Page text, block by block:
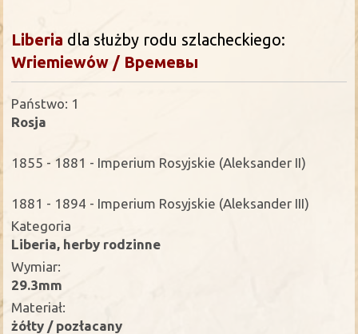
Liberia dla służby rodu szlacheckiego:
Wriemiewów / Времевы
Państwo: 1
Rosja
1855 - 1881 - Imperium Rosyjskie (Aleksander II)
1881 - 1894 - Imperium Rosyjskie (Aleksander III)
Kategoria
Liberia, herby rodzinne
Wymiar:
29.3mm
Materiał:
żółty / pozłacany